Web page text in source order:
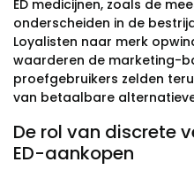
ED medicijnen, zoals de
onderscheiden in de
Loyalisten naar merk
waarderen de marketing-
proefgebruikers zelden
van betaalbare
De rol van discrete
ED-aankopen